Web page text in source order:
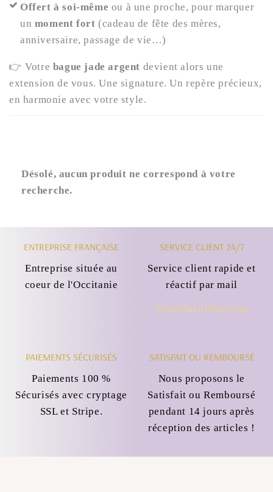
Offert à soi-même ou à une proche, pour marquer
un moment fort (cadeau de fête des mères,
anniversaire, passage de vie…)
👉 Votre bague jade argent devient alors une
extension de vous. Une signature. Un repère précieux,
en harmonie avec votre style.
Désolé, aucun produit ne correspond à votre
recherche.
ENTREPRISE FRANÇAISE
Entreprise située au
coeur de l'Occitanie
SERVICE CLIENT 24/7
Service client rapide et
réactif par mail
info@lacolibry.com
PAIEMENTS SÉCURISÉS
Paiements 100 %
Sécurisés avec cryptage
SSL et Stripe.
SATISFAIT OU REMBOURSÉ
Nous proposons le
Satisfait ou Remboursé
pendant 14 jours après
réception des articles !